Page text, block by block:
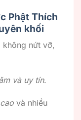
Phật Thích
khối
không nứt vỡ,
và uy tín.
và nhiều